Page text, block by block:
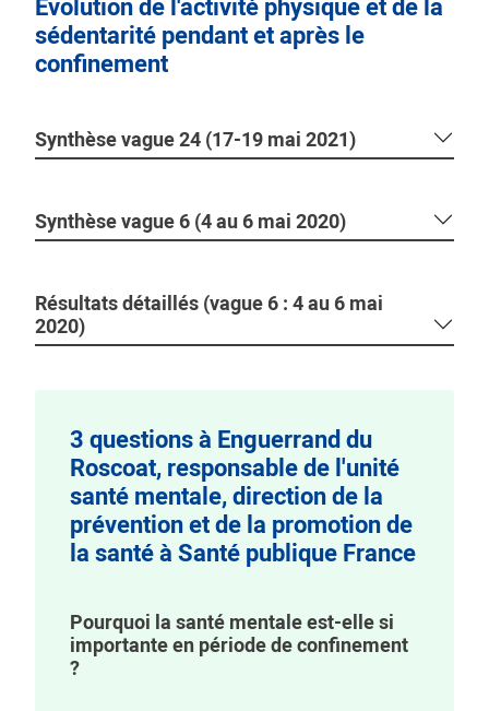
sédentarité pendant et après le
confinement
Synthèse vague 24 (17-19 mai 2021)
Synthèse vague 6 (4 au 6 mai 2020)
Résultats détaillés (vague 6 : 4 au 6 mai
2020)
3 questions à Enguerrand du
Roscoat, responsable de l'unité
santé mentale, direction de la
prévention et de la promotion de
la santé à Santé publique France
Pourquoi la santé mentale est-elle si
importante en période de confinement
?